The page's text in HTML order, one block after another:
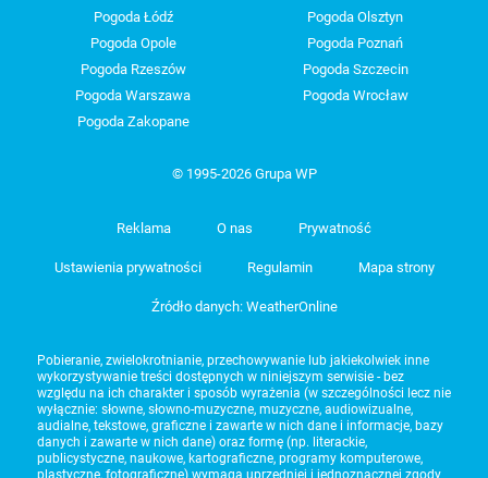
Pogoda Łódź
Pogoda Olsztyn
Pogoda Opole
Pogoda Poznań
Pogoda Rzeszów
Pogoda Szczecin
Pogoda Warszawa
Pogoda Wrocław
Pogoda Zakopane
© 1995-2026 Grupa WP
Reklama O nas Prywatność
Ustawienia prywatności Regulamin Mapa strony
Źródło danych: WeatherOnline
Pobieranie, zwielokrotnianie, przechowywanie lub jakiekolwiek inne
wykorzystywanie treści dostępnych w niniejszym serwisie - bez
względu na ich charakter i sposób wyrażenia (w szczególności lecz nie
wyłącznie: słowne, słowno-muzyczne, muzyczne, audiowizualne,
audialne, tekstowe, graficzne i zawarte w nich dane i informacje, bazy
danych i zawarte w nich dane) oraz formę (np. literackie,
publicystyczne, naukowe, kartograficzne, programy komputerowe,
plastyczne, fotograficzne) wymaga uprzedniej i jednoznacznej zgody